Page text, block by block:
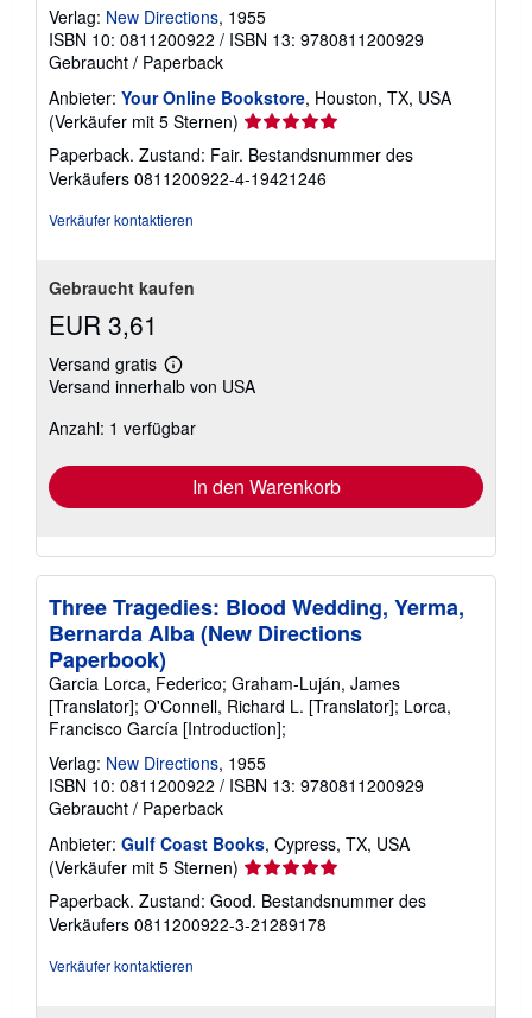
Verlag: New Directions, 1955
ISBN 10: 0811200922 / ISBN 13: 9780811200929
Gebraucht / Paperback
Anbieter: Your Online Bookstore, Houston, TX, USA
(Verkäufer mit 5 Sternen) Verkäuferbewertung
5
von
Paperback. Zustand: Fair. Bestandsnummer des
Verkäufers 0811200922-4-19421246
Verkäufer kontaktieren
Gebraucht kaufen
EUR 3,61
Versand gratis
Weitere
Informationen
Versandkosten
Versand innerhalb von USA
Anzahl: 1 verfügbar
In den Warenkorb
Three Tragedies: Blood Wedding, Yerma,
Bernarda Alba (New Directions
Paperbook)
Garcia Lorca, Federico; Graham-Luján, James
[Translator]; O'Connell, Richard L. [Translator]; Lorca,
Francisco García [Introduction];
Verlag: New Directions, 1955
ISBN 10: 0811200922 / ISBN 13: 9780811200929
Gebraucht / Paperback
Anbieter: Gulf Coast Books, Cypress, TX, USA
(Verkäufer mit 5 Sternen) Verkäuferbewertung
5
von
5
Paperback. Zustand: Good. Bestandsnummer des
Verkäufers 0811200922-3-21289178
Verkäufer kontaktieren